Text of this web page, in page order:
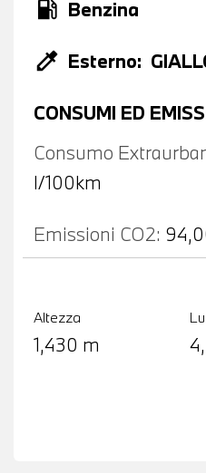
local_gas_station Benzina
colorize Esterno:
CONSUMI ED
Consumo
l/100km
Emissioni CO2:
Altezza
1,430 m